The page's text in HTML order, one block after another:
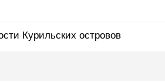
Курильских островов